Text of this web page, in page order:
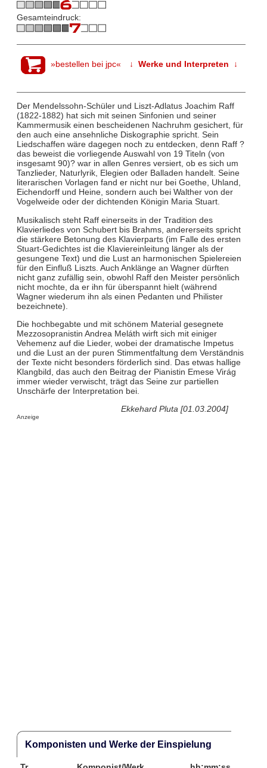
Gesamteindruck:
»bestellen bei jpc« ↓ Werke und Interpreten ↓
Der Mendelssohn-Schüler und Liszt-Adlatus Joachim Raff
(1822-1882) hat sich mit seinen Sinfonien und seiner
Kammermusik einen bescheidenen Nachruhm gesichert, für
den auch eine ansehnliche Diskographie spricht. Sein
Liedschaffen wäre dagegen noch zu entdecken, denn Raff ?
das beweist die vorliegende Auswahl von 19 Titeln (von
insgesamt 90)? war in allen Genres versiert, ob es sich um
Tanzlieder, Naturlyrik, Elegien oder Balladen handelt. Seine
literarischen Vorlagen fand er nicht nur bei Goethe, Uhland,
Eichendorff und Heine, sondern auch bei Walther von der
Vogelweide oder der dichtenden Königin Maria Stuart.
Musikalisch steht Raff einerseits in der Tradition des
Klavierliedes von Schubert bis Brahms, andererseits spricht
die stärkere Betonung des Klavierparts (im Falle des ersten
Stuart-Gedichtes ist die Klaviereinleitung länger als der
gesungene Text) und die Lust an harmonischen Spielereien
für den Einfluß Liszts. Auch Anklänge an Wagner dürften
nicht ganz zufällig sein, obwohl Raff den Meister persönlich
nicht mochte, da er ihn für überspannt hielt (während
Wagner wiederum ihn als einen Pedanten und Philister
bezeichnete).
Die hochbegabte und mit schönem Material gesegnete
Mezzosopranistin Andrea Meláth wirft sich mit einiger
Vehemenz auf die Lieder, wobei der dramatische Impetus
und die Lust an der puren Stimmentfaltung dem Verständnis
der Texte nicht besonders förderlich sind. Das etwas hallige
Klangbild, das auch den Beitrag der Pianistin Emese Virág
immer wieder verwischt, trägt das Seine zur partiellen
Unschärfe der Interpretation bei.
Ekkehard Pluta [01.03.2004]
Anzeige
Komponisten und Werke der Einspielung